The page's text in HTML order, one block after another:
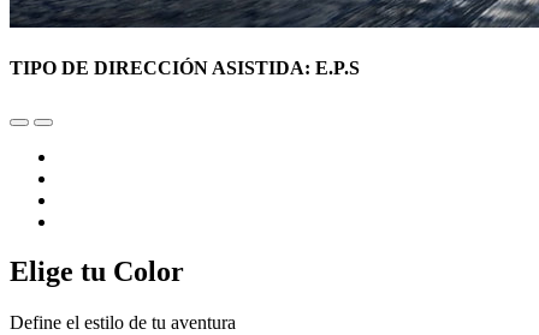
TIPO DE DIRECCIÓN ASISTIDA: E.P.S
Elige tu Color
Define el estilo de tu aventura